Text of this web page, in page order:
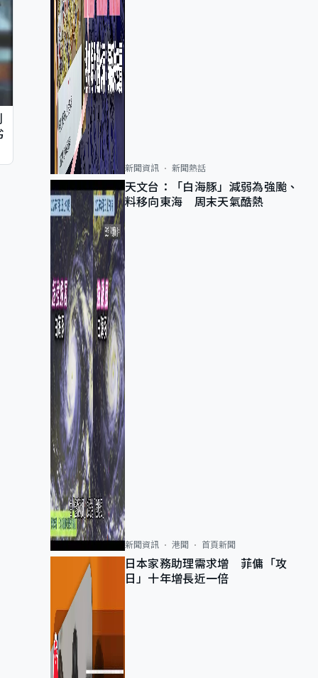
新聞資訊 新聞熱話
天文台：「白海豚」減弱為強颱、
料移向東海 周末天氣酷熱
新聞資訊 港聞 首頁新聞
日本家務助理需求增 菲傭「攻
日」十年增長近一倍